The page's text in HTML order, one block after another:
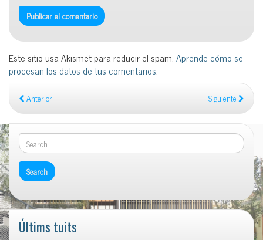
Este sitio usa Akismet para reducir el spam.Aprende cómo se
procesan los datos de tus comentarios.
Anterior Siguiente
Últims tuits